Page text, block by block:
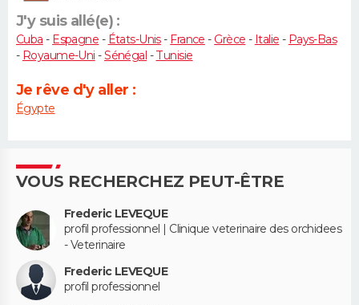
J'y suis allé(e) :
Cuba - Espagne - États-Unis- France - Grèce - Italie - Pays-Bas
- Royaume-Uni -Sénégal -Tunisie
Je rêve d'y aller :
Égypte
VOUS RECHERCHEZ PEUT-ÊTRE
Frederic LEVEQUE
profil professionnel | Clinique veterinaire des orchidees
- Veterinaire
Frederic LEVEQUE
profil professionnel